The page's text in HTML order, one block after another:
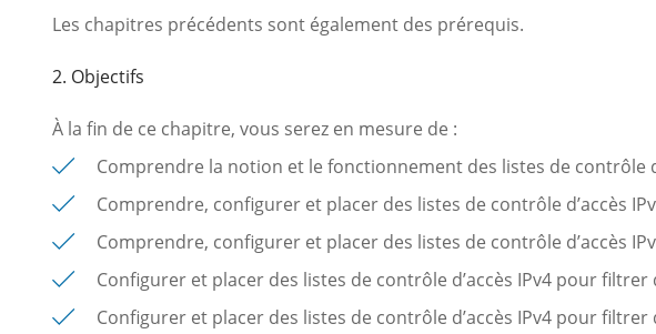
Les chapitres précédents sont également des prérequis.
2. Objectifs
À la fin de ce chapitre, vous serez en mesure de :
Comprendre la notion et le fonctionnement des listes de contrôle
Comprendre, configurer et placer des listes de contrôle d’accès
Comprendre, configurer et placer des listes de contrôle d’accès
Configurer et placer des listes de contrôle d’accès IPv4 pour filtrer
Configurer et placer des listes de contrôle d’accès IPv4 pour filtrer